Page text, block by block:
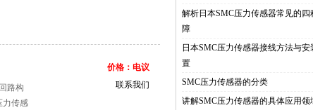
路构
力传感
价格：电议
联系我们
解析日本SMC压力传感器常见的四
障
日本SMC压力传感器接线方法与安
置
SMC压力传感器的分类
讲解SMC压力传感器的具体应用领